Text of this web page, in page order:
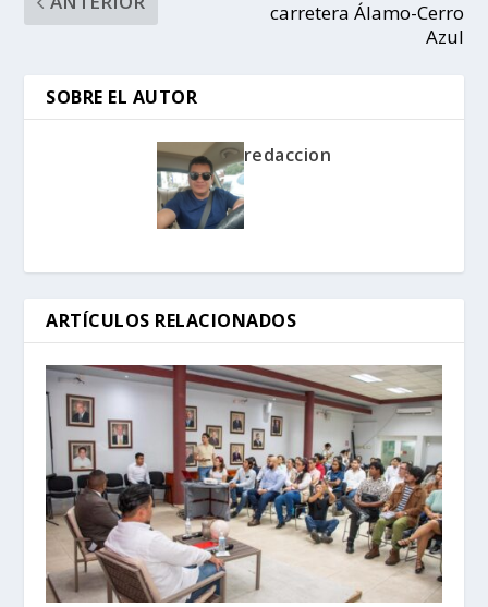
carretera Álamo-Cerro
Azul
SOBRE EL AUTOR
redaccion
ARTÍCULOS RELACIONADOS